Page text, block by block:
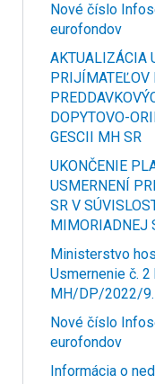
Nové číslo
eurofondov
AKTUALIZÁCIA
PRIJÍMATEĽOV
DOPYTOVO-
GESCII MH SR
UKONČENIE
USMERNENÍ
SR V
MIMORIADNEJ
Ministerstvo
Usmernenie č.
MH/DP/2022/
Nové číslo
eurofondov
Informácia o